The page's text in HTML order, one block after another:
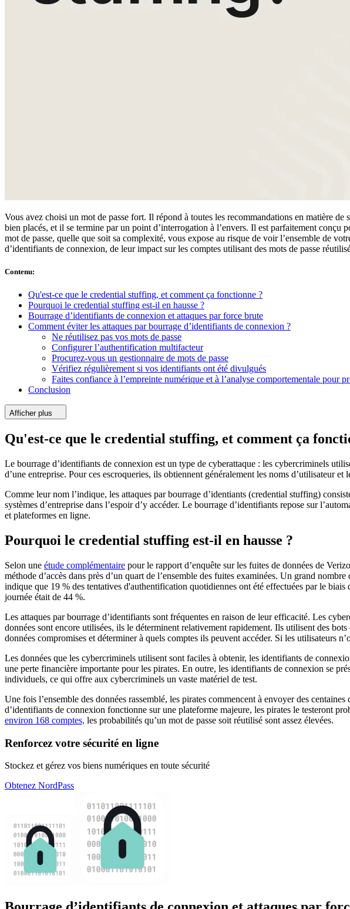
Vous avez choisi un mot de passe fort. Il répond à toutes les recommandations en matière
bien placés, et il se termine par un point d’interrogation à l’envers. Il est parfaitement
mot de passe, quelle que soit sa complexité, vous expose au risque de voir l’ensemble de
d’identifiants de connexion, de leur impact sur les comptes utilisant des mots de passe
Contenu:
Qu'est-ce que le credential stuffing, et comment ça fonctionne ?
Pourquoi le credential stuffing est-il en hausse ?
Bourrage d’identifiants de connexion et attaques par force brute
Comment éviter les attaques par bourrage d’identifiants de connexion ?
Ne réutilisez pas vos mots de passe
Configurer l’authentification multifacteur
Procurez-vous un gestionnaire de mots de passe
Vérifiez régulièrement si vos identifiants ont été divulgués
Faites confiance à l’empreinte numérique et à l’analyse comportementale pour
Conclusion
Afficher plus
Qu'est-ce que le credential stuffing, et comment ça
Le bourrage d’identifiants de connexion est un type de cyberattaque : les cybercriminels
d’une entreprise. Pour ces escroqueries, ils obtiennent généralement les noms d’utilisateur et
Comme leur nom l’indique, les attaques par bourrage d’identiants (credential stuffing)
systèmes d’entreprise dans l’espoir d’y accéder. Le bourrage d’identifiants repose sur
et plateformes en ligne.
Pourquoi le credential stuffing est-il en hausse ?
Selon une étude complémentaire pour le rapport d’enquête sur les fuites de données de
méthode d’accès dans près d’un quart de l’ensemble des fuites examinées. Un grand
indique que 19 % des tentatives d'authentification quotidiennes ont été effectuées par le
journée était de 44 %.
Les attaques par bourrage d’identifiants sont fréquentes en raison de leur efficacité. Les
données sont encore utilisées, ils le déterminent relativement rapidement. Ils utilisent des
données compromises et déterminer à quels comptes ils peuvent accéder. Si les utilisateurs
Les données que les cybercriminels utilisent sont faciles à obtenir, les identifiants de
une perte financière importante pour les pirates. En outre, les identifiants de connexion se
individuels, ce qui offre aux cybercriminels un vaste matériel de test.
Une fois l’ensemble des données rassemblé, les pirates commencent à envoyer des
d’identifiants de connexion fonctionne sur une plateforme majeure, les pirates le testeront
environ 168 comptes, les probabilités qu’un mot de passe soit réutilisé sont assez élevées.
Renforcez votre sécurité en ligne
Stockez et gérez vos biens numériques en toute sécurité
Obtenez NordPass